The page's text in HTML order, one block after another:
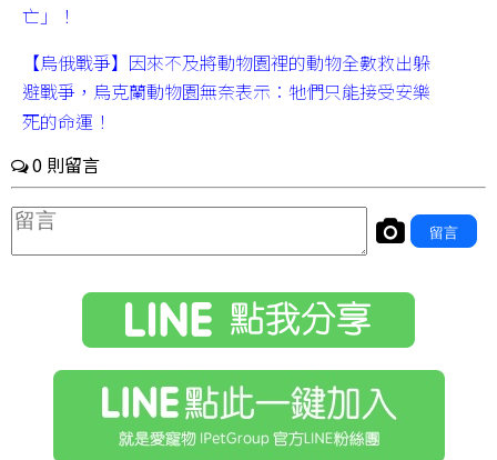
亡」！
【烏俄戰爭】因來不及將動物園裡的動物全數救出躲
避戰爭，烏克蘭動物園無奈表示：牠們只能接受安樂
死的命運！